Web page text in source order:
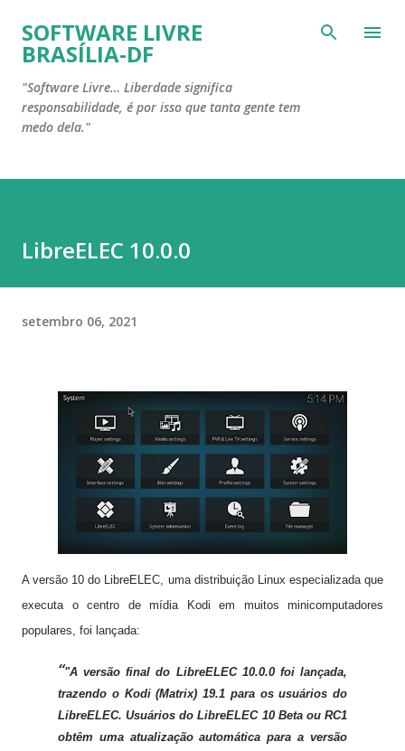
Pular para o conteúdo principal
SOFTWARE LIVRE
BRASÍLIA-DF
"Software Livre… Liberdade significa
responsabilidade, é por isso que tanta gente tem
medo dela."
LibreELEC 10.0.0
setembro 06, 2021
A versão 10 do LibreELEC, uma distribuição Linux especializada que
executa o centro de mídia Kodi em muitos minicomputadores
populares, foi lançada:
"A versão final do LibreELEC 10.0.0 foi lançada,
trazendo o Kodi (Matrix) 19.1 para os usuários do
LibreELEC. Usuários do LibreELEC 10 Beta ou RC1
obtêm uma atualização automática para a versão